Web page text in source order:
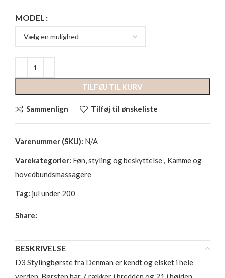
MODEL
TILFØJ TIL KURV
Sammenlign Tilføj til ønskeliste
Varenummer (SKU): N/A
Varekategorier: Føn, styling og beskyttelse
Kamme og
hovedbundsmassagere
Tag: jul under 200
Share:
BESKRIVELSE
D3 Stylingbørste fra Denman er kendt og elsket i hele